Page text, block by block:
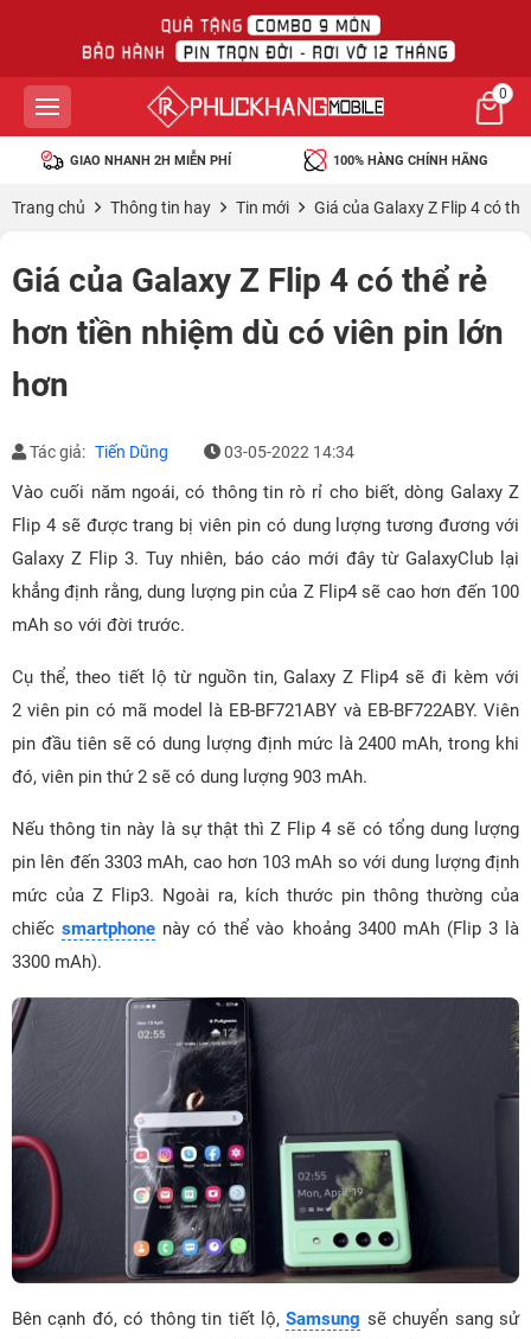
0
GIAO NHANH 2H MIỄN PHÍ 100% HÀNG CHÍNH HÃNG
Trang chủ Thông tin hay Tin mới Giá của Galaxy Z Flip 4 có
Giá của Galaxy Z Flip 4 có thể rẻ
hơn tiền nhiệm dù có viên pin lớn
hơn
Tác giả: Tiến Dũng 03-05-2022 14:34
Vào cuối năm ngoái, có thông tin rò rỉ cho biết, dòng Galaxy Z
Flip 4 sẽ được trang bị viên pin có dung lượng tương đương với
Galaxy Z Flip 3. Tuy nhiên, báo cáo mới đây từ GalaxyClub lại
khẳng định rằng, dung lượng pin của Z Flip4 sẽ cao hơn đến 100
mAh so với đời trước.
Cụ thể, theo tiết lộ từ nguồn tin, Galaxy Z Flip4 sẽ đi kèm với
2 viên pin có mã model là EB-BF721ABY và EB-BF722ABY. Viên
pin đầu tiên sẽ có dung lượng định mức là 2400 mAh, trong khi
đó, viên pin thứ 2 sẽ có dung lượng 903 mAh.
Nếu thông tin này là sự thật thì Z Flip 4 sẽ có tổng dung lượng
pin lên đến 3303 mAh, cao hơn 103 mAh so với dung lượng định
mức của Z Flip3. Ngoài ra, kích thước pin thông thường của
chiếcsmartphone này có thể vào khoảng 3400 mAh (Flip 3 là
3300 mAh).
Bên cạnh đó, có thông tin tiết lộ,Samsung sẽ chuyển sang sử